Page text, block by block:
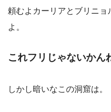
頼むよカーリアとブリニ
よ。
これフリじゃないかん
しかし暗いなこの洞窟は。